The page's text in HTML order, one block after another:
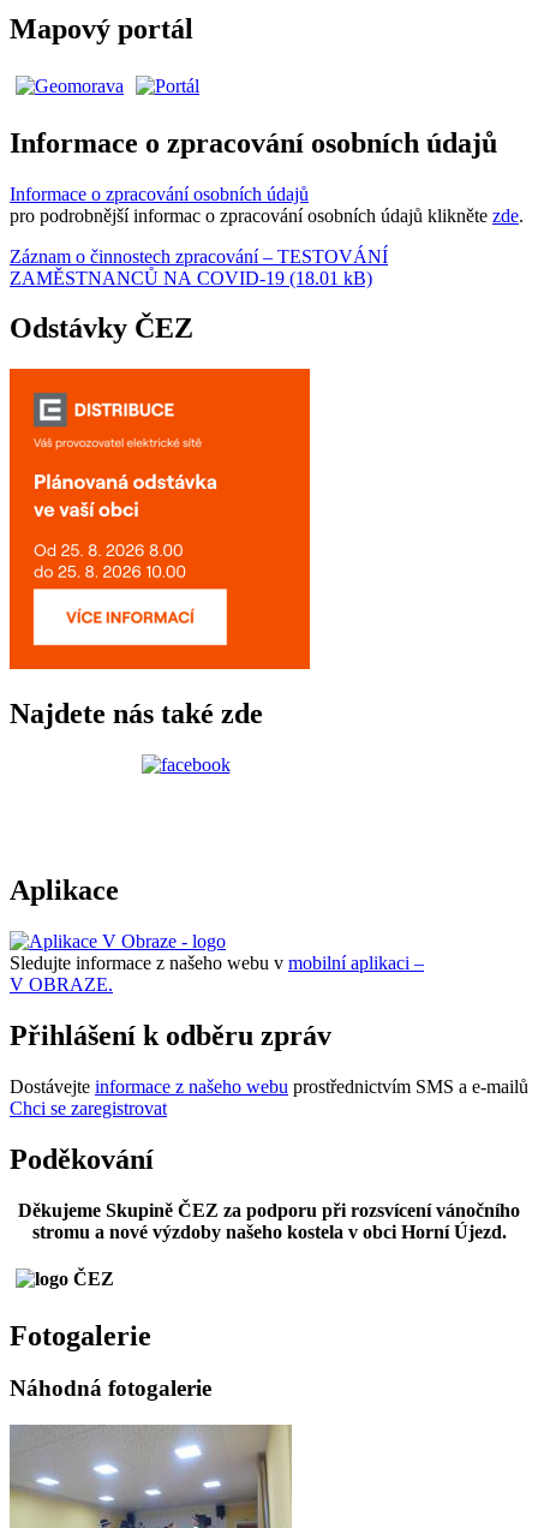
Mapový portál
Informace o zpracování osobních údajů
Informace o zpracování osobních údajů
pro podrobnější informac o zpracování osobních údajů klikněte zde.
Záznam o činnostech zpracování – TESTOVÁNÍ
ZAMĚSTNANCŮ NA COVID-19 (18.01 kB)
Odstávky ČEZ
Najdete nás také zde
Aplikace
Sledujte informace z našeho webu v mobilní aplikaci –
V OBRAZE.
Přihlášení k odběru zpráv
Dostávejte informace z našeho webu prostřednictvím SMS a e-mailů
Chci se zaregistrovat
Poděkování
Děkujeme Skupině ČEZ za podporu při rozsvícení vánočního
stromu a nové výzdoby našeho kostela v obci Horní Újezd.
Fotogalerie
Náhodná fotogalerie